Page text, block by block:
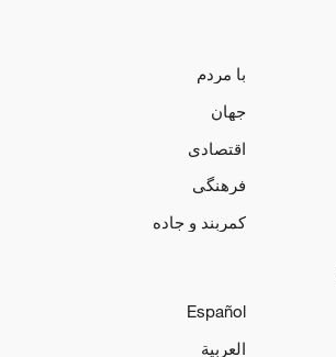
با مردم
جهان
اقتصادی
فرهنگی
کمربند و جاده
Español
العربية